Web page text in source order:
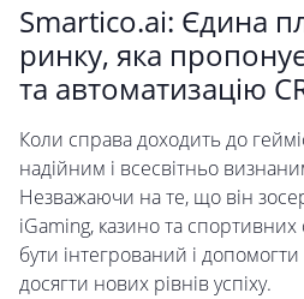
Smartico.ai: Єдина
ринку, яка
та автоматизацію
Коли справа доходить до
надійним і всесвітньо
Незважаючи на те, що він
iGaming, казино та
бути інтегрований і допомогти
досягти нових рівнів успіху.